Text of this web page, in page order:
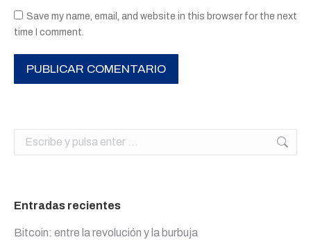
Save my name, email, and website in this browser for the next
time I comment.
PUBLICAR COMENTARIO
Buscar:
Entradas recientes
Bitcoin: entre la revolución y la burbuja